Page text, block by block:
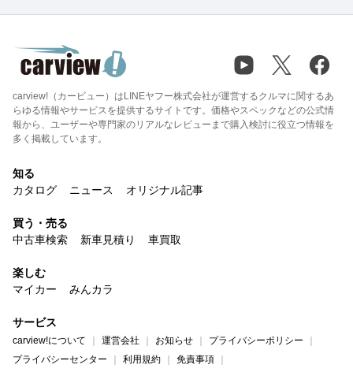
carview!（カービュー）はLINEヤフー株式会社が運営するクルマに関するあ
らゆる情報やサービスを提供するサイトです。価格やスペックなどの公式情
報から、ユーザーや専門家のリアルなレビューまで購入検討に役立つ情報を
多く掲載しています。
知る
カタログ
ニュース オリジナル記事
買う・売る
中古車検索
新車見積り 車買取
楽しむ
マイカー
みんカラ
サービス
carview!について 運営会社 お知らせ
プライバシーポリシー
プライバシーセンター
利用規約 免責事項